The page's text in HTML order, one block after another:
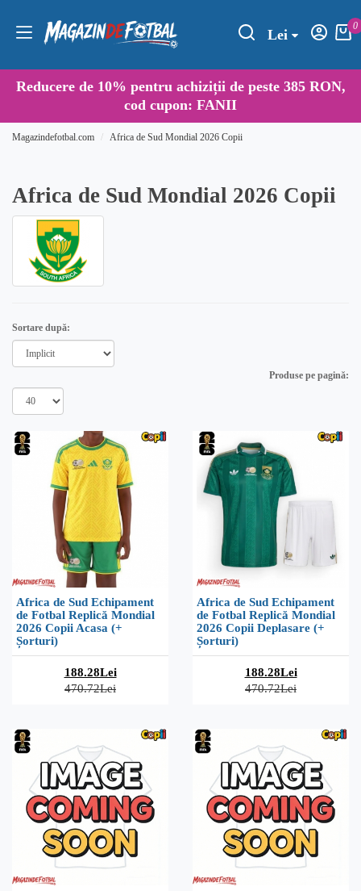
Lei
0
Reducere de 10% pentru achiziții de peste 385 RON,
cod cupon: FANII
Magazindefotbal.com Africa de Sud Mondial 2026 Copii
Africa de Sud Mondial 2026 Copii
Sortare după:
Produse pe pagină:
Africa de Sud Echipament
de Fotbal Replică Mondial
2026 Copii Acasa (+
Șorturi)
188.28Lei
470.72Lei
Africa de Sud Echipament
de Fotbal Replică Mondial
2026 Copii Deplasare (+
Șorturi)
188.28Lei
470.72Lei